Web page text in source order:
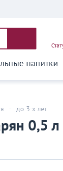
напитки
- до 3-х лет
0,5 л